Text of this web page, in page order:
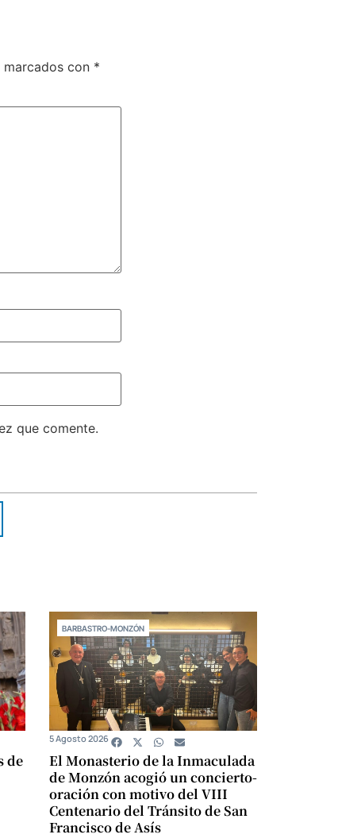
con *
que comente.
de
BARBASTRO-MONZÓN
El Monasterio de la Inmaculada
de Monzón acogió un concierto-
oración con motivo del VIII
Centenario del Tránsito de San
Francisco de Asís
5 Agosto 2026